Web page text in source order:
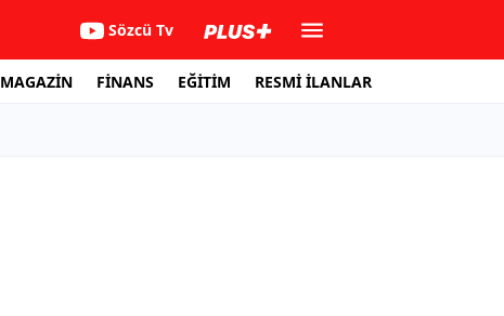
Sözcü Tv
MAGAZİN FİNANS EĞİTİM RESMİ İLANLAR